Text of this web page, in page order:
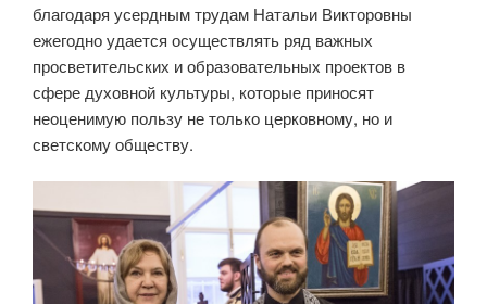
благодаря усердным трудам Натальи Викторовны
ежегодно удается осуществлять ряд важных
просветительских и образовательных проектов в
сфере духовной культуры, которые приносят
неоценимую пользу не только церковному, но и
светскому обществу.